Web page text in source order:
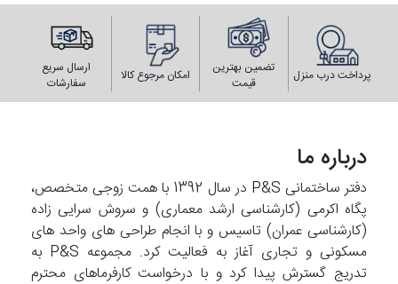
پرداخت درب منزل
تضمین بهترین
قیمت
امکان مرجوع کالا
ارسال سریع
سفارشات
درباره ما
دفتر ساختمانی P&S در سال 1392 با همت زوجی متخصص،
پگاه اکرمی (کارشناسی ارشد معماری) و سروش سرایی زاده
(کارشناسی عمران) تاسیس و با انجام طراحی های واحد های
مسکونی و تجاری آغاز به فعالیت کرد. مجموعه P&S به
تدریج گسترش پیدا کرد و با درخواست کارفرماهای محترم